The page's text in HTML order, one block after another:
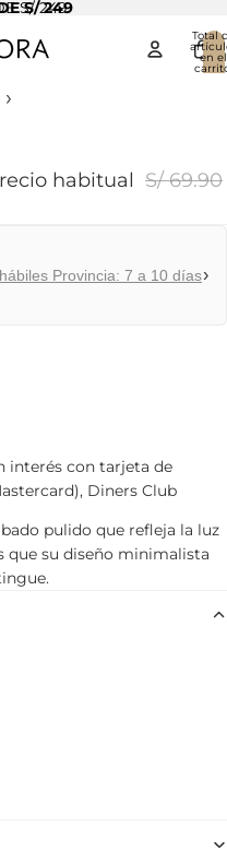
S/ 249
S/ 249
Total
en el
habitual S/ 69.90
Provincia: 7 a 10 días›
interés con tarjeta de
Diners Club
pulido que refleja la luz
que su diseño minimalista